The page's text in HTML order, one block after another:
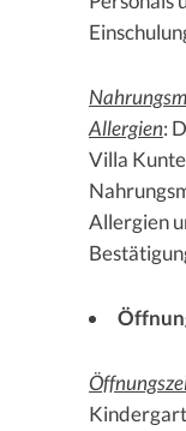
Allergien:
Villa
Allergien